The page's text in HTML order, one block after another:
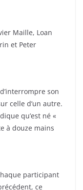
Maille, Loan
et Peter
son
celle d’un autre.
qu’est né «
à douze mains
participant
ce